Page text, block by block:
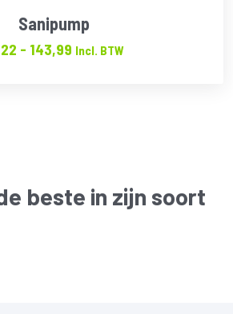
Sanipump
- 143,99 Prijsklasse:
Incl. BTW
beste in zijn soort